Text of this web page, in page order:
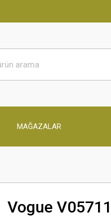
MAĞAZALAR
Vogue